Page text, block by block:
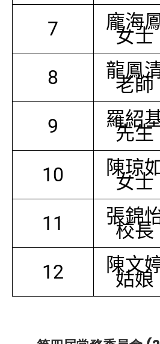
7 龐海
女士
8 龍鳳
老師
9 羅紹
先生
10 陳琼
女士
11 張錦
校長
12 陳文
姑娘